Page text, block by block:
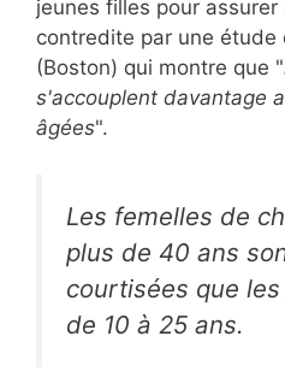
jeunes filles pour
contredite par une étude
(Boston) qui montre que "
s'accouplent davantage
âgées".
Les femelles de
plus de 40 ans
courtisées que
de 10 à 25 ans.